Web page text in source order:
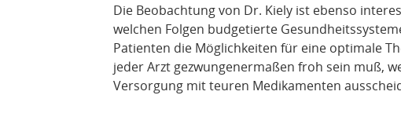
Die Beobachtung von Dr. Kiely ist ebenso
welchen Folgen budgetierte
Patienten die Möglichkeiten für eine optimale
jeder Arzt gezwungenermaßen froh sein muß,
Versorgung mit teuren Medikamenten